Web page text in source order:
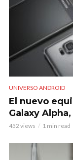
UNIVERSO ANDROID
El nuevo
Galaxy
452 views 1 min read